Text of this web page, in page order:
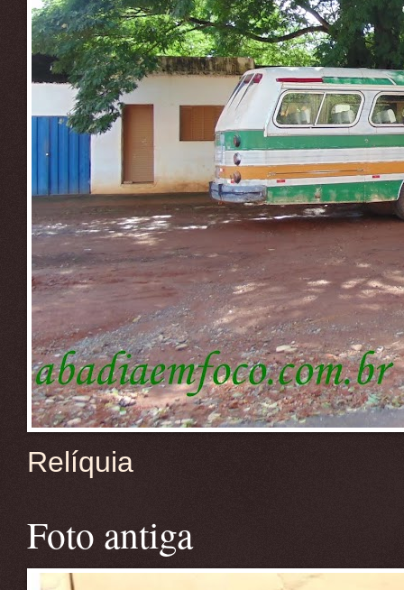
Relíquia
Foto antiga